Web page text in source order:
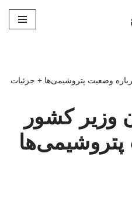
وضعیت پتروشیمی‌ها + جزئیات
وزیر کشور